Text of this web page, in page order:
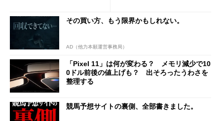
その買い方、もう限界かもしれない。
AD（他力本願運営事務局）
「Pixel 11」は何が変わる？ メモリ減少で10
0ドル前後の値上げも？ 出そろったうわさを
整理する
競馬予想サイトの裏側、全部書きました。